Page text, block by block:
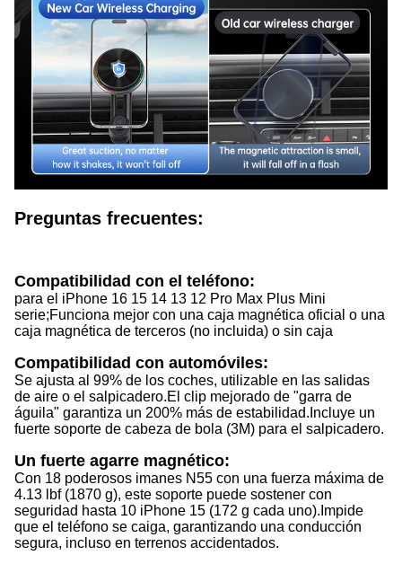
Preguntas frecuentes:
Compatibilidad con el teléfono:
para el iPhone 16 15 14 13 12 Pro Max Plus Mini
serie;Funciona mejor con una caja magnética oficial o una
caja magnética de terceros (no incluida) o sin caja
Compatibilidad con automóviles:
Se ajusta al 99% de los coches, utilizable en las salidas
de aire o el salpicadero.El clip mejorado de "garra de
águila" garantiza un 200% más de estabilidad. Incluye un
fuerte soporte de cabeza de bola (3M) para el salpicadero.
Un fuerte agarre magnético:
Con 18 poderosos imanes N55 con una fuerza máxima de
4.13 lbf (1870 g), este soporte puede sostener con
seguridad hasta 10 iPhone 15 (172 g cada uno). Impide
que el teléfono se caiga, garantizando una conducción
segura, incluso en terrenos accidentados.